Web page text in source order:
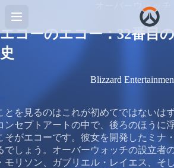
オーバーウォッチ
エコーのエコー：32番目
史
Blizzard
とを見るのはこれが初めてではないは
ンセプトアートの中で、後ろのほうに
そがエコーです。彼女を開発したミナ
でしょう。オーバーウォッチの設立者
モリソン、ガブリエル・レイエス、そ